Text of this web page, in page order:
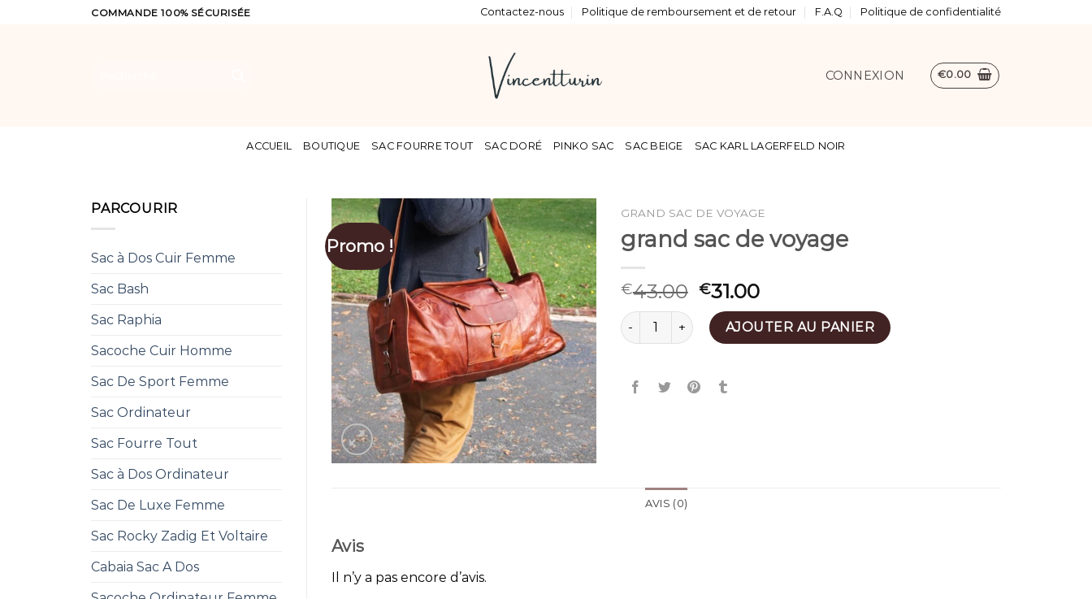
COMMANDE 100% SÉCURISÉE Contactez-nous Politique de remboursement et de retour F.A.Q Politique de confidentialité
CONNEXION €0.00
ACCUEIL BOUTIQUE SAC FOURRE TOUT SAC DORÉ PINKO SAC SAC BEIGE SAC KARL LAGERFELD NOIR
PARCOURIR
Sac à Dos Cuir Femme
Sac Bash
Sac Raphia
Sacoche Cuir Homme
Sac De Sport Femme
Sac Ordinateur
Sac Fourre Tout
Sac à Dos Ordinateur
Sac De Luxe Femme
Sac Rocky Zadig Et Voltaire
Cabaia Sac A Dos
Promo !
GRAND SAC DE VOYAGE
grand sac de voyage
€43.00 €31.00
quantité de grand sac de voyage
AJOUTER AU PANIER
AVIS (0)
Avis
Il n’y a pas encore d’avis.